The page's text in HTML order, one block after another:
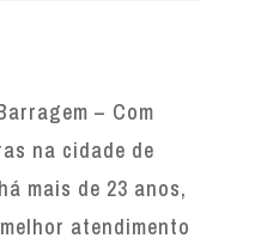
– Com
na cidade de
mais de 23 anos,
atendimento